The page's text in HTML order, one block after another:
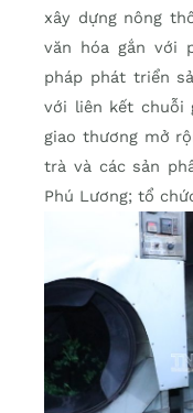
xây dựng nông
văn hóa gắn với
pháp phát triển
với liên kết chuỗi
giao thương mở
trà và các sản
Phú Lương; tổ